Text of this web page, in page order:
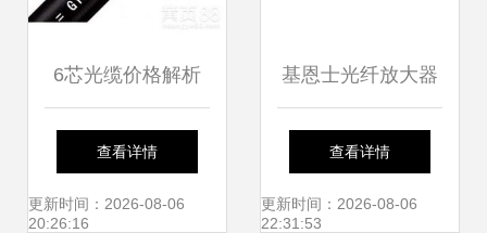
6芯光缆价格解析
广州地区室外单模
光缆供应与选购指
查看详情
更新时间：2026-08-06
20:26:16
基恩士光纤放大器
LV-11SB高性能解
析 光纤级精度加持
查看详情
更新时间：2026-08-06
22:31:53